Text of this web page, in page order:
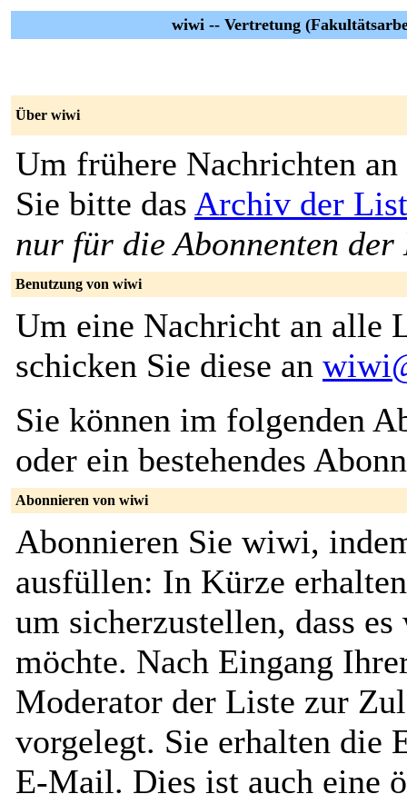
wiwi -- Vertretung
Über wiwi
Um frühere Nachrichten an
Sie bitte das Archiv der
nur für die Abonnenten
Benutzung von wiwi
Um eine Nachricht an alle
schicken Sie diese an
Sie können im folgenden
oder ein bestehendes
Abonnieren von wiwi
Abonnieren Sie wiwi,
ausfüllen: In Kürze
um sicherzustellen, dass
möchte. Nach Eingang
Moderator der Liste zur
vorgelegt. Sie erhalten die
E-Mail. Dies ist auch eine